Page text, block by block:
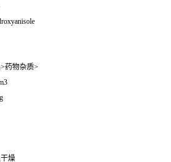
药物杂质>
燥